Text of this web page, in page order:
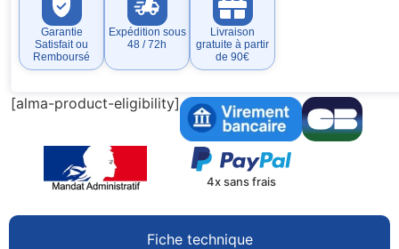
Garantie
Satisfait ou
Remboursé
Expédition sous
48 / 72h
Livraison
gratuite à partir
de 90€
[alma-product-eligibility]
4x sans frais
Fiche technique